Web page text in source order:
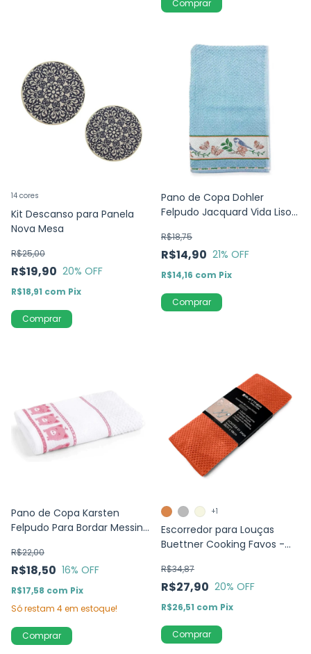
Comprar
Kit Descanso para Panela
Nova Mesa
R$19,90
R$25,00
20% OFF
R$18,91 com Pix
14 cores
Comprar
Pano de Copa Dohler
Felpudo Jacquard Vida Liso
45x70cm
R$14,90
R$18,75
21% OFF
R$14,16 com Pix
Pano de Copa Karsten
Felpudo Para Bordar Messina
R$18,50
R$22,00
16% OFF
R$17,58 com Pix
Só restam 4em estoque!
Comprar
Escorredor para Louças
Buettner Cooking Favos -
R$27,90
R$34,87
20% OFF
R$26,51 com Pix
+1
Comprar